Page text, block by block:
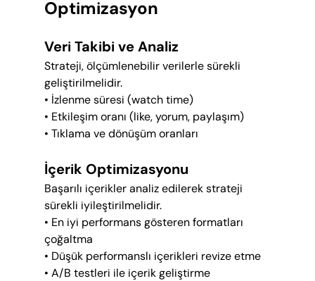
Optimizasyon
Veri Takibi ve Analiz
Strateji, ölçümlenebilir verilerle sürekli
geliştirilmelidir.
• İzlenme süresi (watch time)
• Etkileşim oranı (like, yorum, paylaşım)
• Tıklama ve dönüşüm oranları
İçerik Optimizasyonu
Başarılı içerikler analiz edilerek strateji
sürekli iyileştirilmelidir.
• En iyi performans gösteren formatları
çoğaltma
• Düşük performanslı içerikleri revize etme
• A/B testleri ile içerik geliştirme